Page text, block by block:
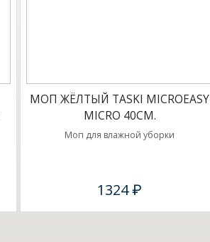
МОП ЖЁЛТЫЙ TASKI MICROEASY
MICRO 40СМ.
Моп для влажной уборки
1324 ₽